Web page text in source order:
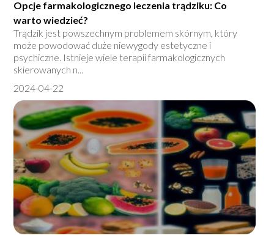
Opcje farmakologicznego leczenia trądziku: Co
warto wiedzieć?
Trądzik jest powszechnym problemem skórnym, który
może powodować duże niewygody estetyczne i
psychiczne. Istnieje wiele terapii farmakologicznych
skierowanych n...
2024-04-22